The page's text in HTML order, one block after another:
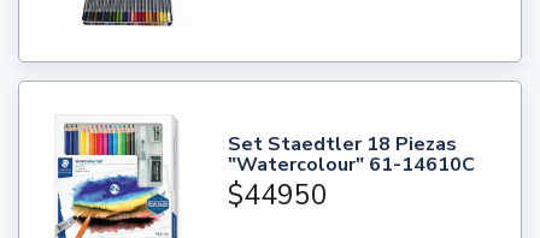
Set Staedtler 18 Piezas
"Watercolour" 61-14610C
$44950